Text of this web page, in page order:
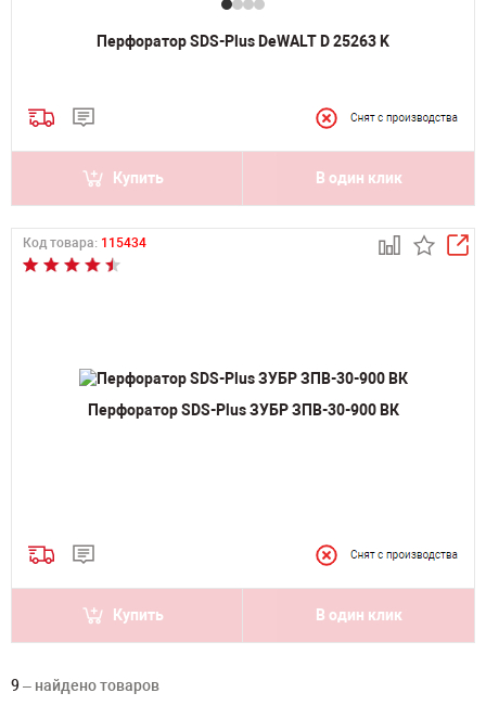
Перфоратор SDS-Plus DeWALT D 25263 K
Купить В один клик
Код товара: 115434
Перфоратор SDS-Plus ЗУБР ЗПВ-30-900 ВК
Купить В один клик
9– найдено товаров